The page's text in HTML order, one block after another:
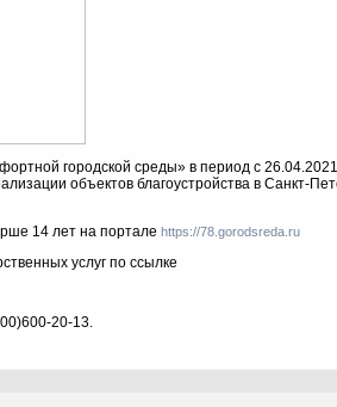
городской среды» в период с
объектов благоустройства в Санкт-
14 лет на портале https://78.gorodsreda.ru
услуг по ссылке
20-13.